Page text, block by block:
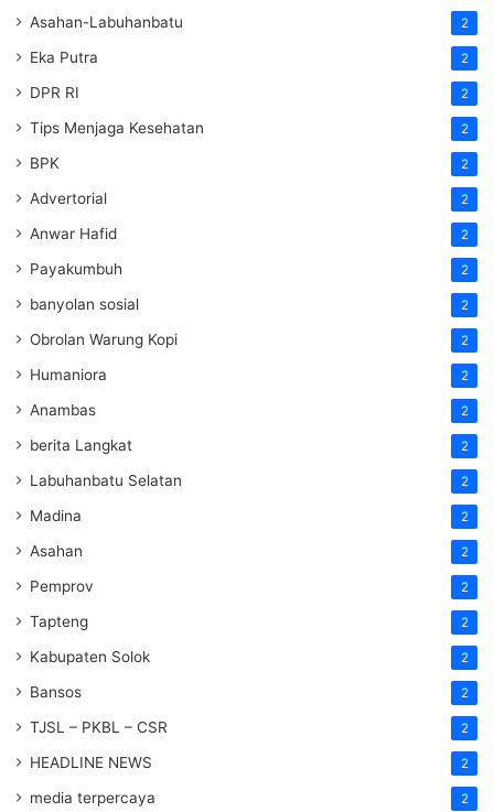
Asahan-Labuhanbatu 2
Eka Putra 2
DPR RI 2
Tips Menjaga Kesehatan 2
BPK 2
Advertorial 2
Anwar Hafid 2
Payakumbuh 2
banyolan sosial 2
Obrolan Warung Kopi 2
Humaniora 2
Anambas 2
berita Langkat 2
Labuhanbatu Selatan 2
Madina 2
Asahan 2
Pemprov 2
Tapteng 2
Kabupaten Solok 2
Bansos 2
TJSL – PKBL – CSR 2
HEADLINE NEWS 2
media terpercaya 2